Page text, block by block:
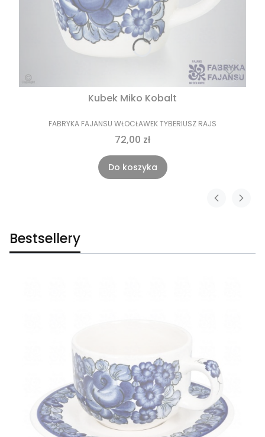
Kubek Miko Kobalt
FABRYKA FAJANSU WŁOCŁAWEK TYBERIUSZ RAJS
72,00 zł
Do koszyka
Bestsellery